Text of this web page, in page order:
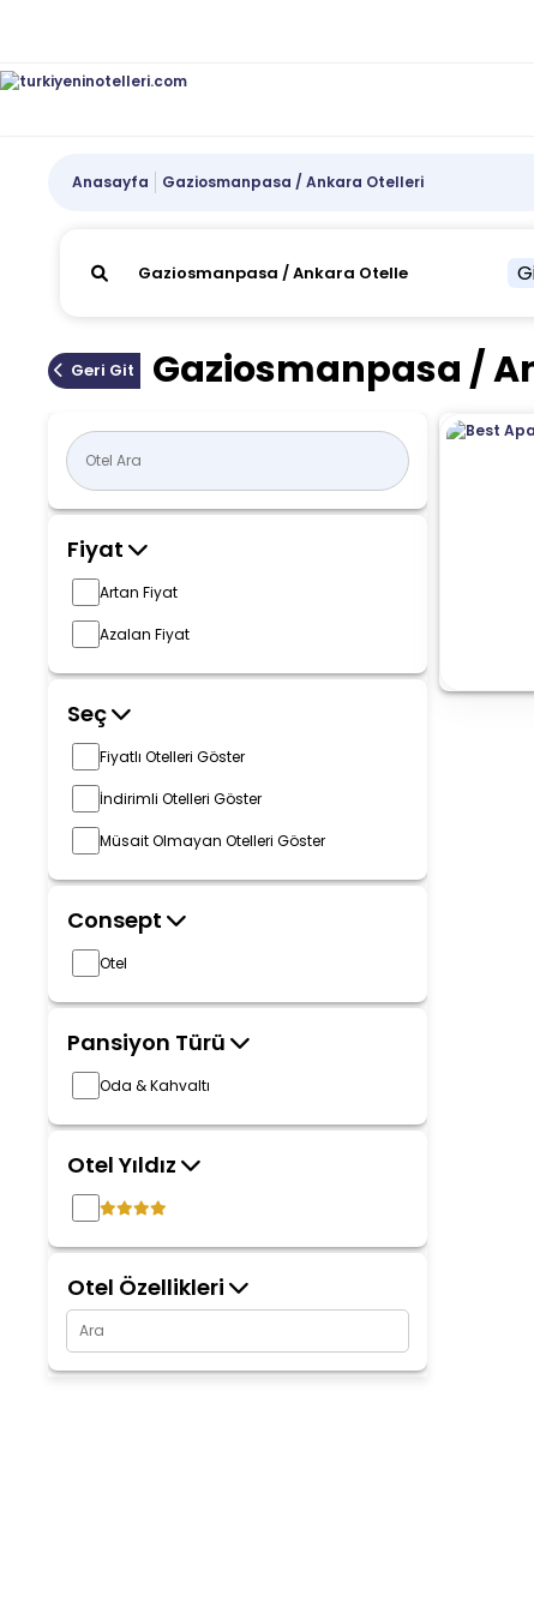
Anasayfa Gaziosmanpasa / Ankara Otelleri
Geri Git Gaziosmanpasa /
Fiyat
Artan Fiyat
Azalan Fiyat
Seç
Fiyatlı Otelleri Göster
İndirimli Otelleri Göster
Müsait Olmayan Otelleri Göster
Consept
Otel
Pansiyon Türü
Oda & Kahvaltı
Otel Yıldız
Otel Özellikleri